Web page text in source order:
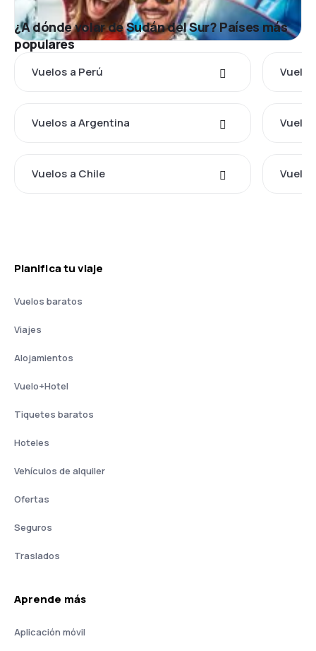
¿A dónde volar de Sudán del Sur? Países más
populares
Vuelos a Perú
Vuelos a Argentina
Vuelos a Chile
Planifica tu viaje
Vuelos baratos
Viajes
Alojamientos
Vuelo+Hotel
Tiquetes baratos
Hoteles
Vehículos de alquiler
Ofertas
Seguros
Traslados
Aprende más
Aplicación móvil